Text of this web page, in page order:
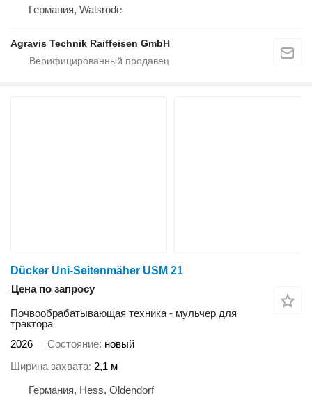
Германия, Walsrode
Agravis Technik Raiffeisen GmbH
Dücker Uni-Seitenmäher USM 21
Цена по запросу
Почвообрабатывающая техника - мульчер для
трактора
2026
Состояние новый
Ширина захвата 2,1 м
Германия, Hess. Oldendorf